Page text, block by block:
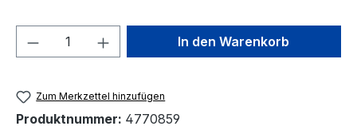
Produkt Anzahl: Gib denIn den Warenkorb
Zum Merkzettel hinzufügen
Produktnummer: 4770859